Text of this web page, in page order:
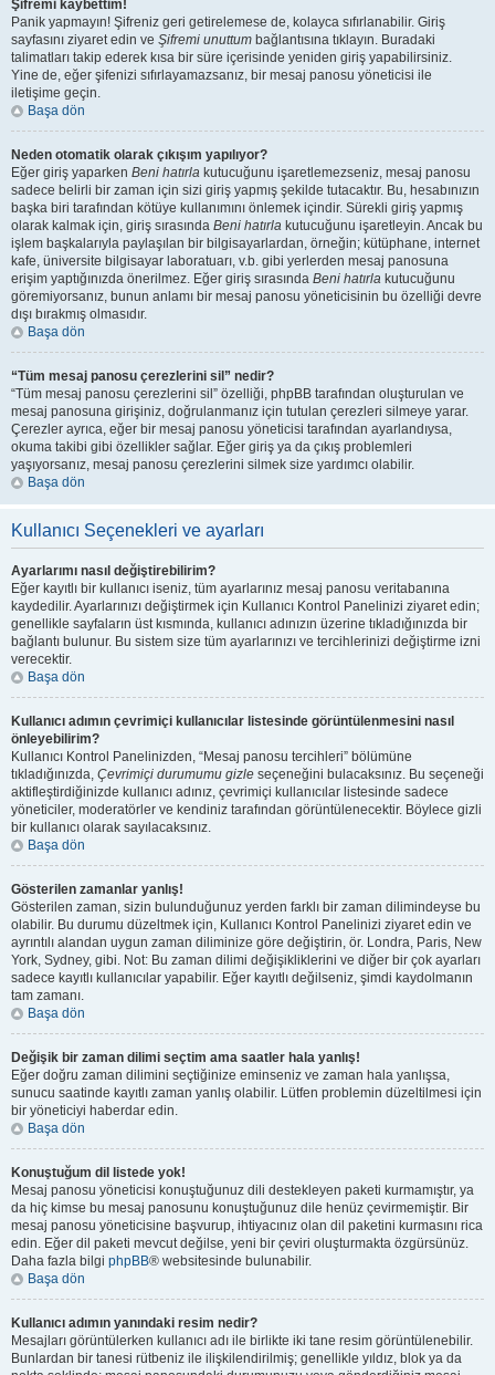
Şifremi kaybettim!
Panik yapmayın! Şifreniz geri getirelemese de, kolayca sıfırlanabilir. Giriş
sayfasını ziyaret edin ve Şifremi unuttum bağlantısına tıklayın. Buradaki
talimatları takip ederek kısa bir süre içerisinde yeniden giriş yapabilirsiniz.
Yine de, eğer şifenizi sıfırlayamazsanız, bir mesaj panosu yöneticisi ile
iletişime geçin.
Başa dön
Neden otomatik olarak çıkışım yapılıyor?
Eğer giriş yaparken Beni hatırla kutucuğunu işaretlemezseniz, mesaj panosu
sadece belirli bir zaman için sizi giriş yapmış şekilde tutacaktır. Bu, hesabınızın
başka biri tarafından kötüye kullanımını önlemek içindir. Sürekli giriş yapmış
olarak kalmak için, giriş sırasında Beni hatırla kutucuğunu işaretleyin. Ancak bu
işlem başkalarıyla paylaşılan bir bilgisayarlardan, örneğin; kütüphane, internet
kafe, üniversite bilgisayar laboratuarı, v.b. gibi yerlerden mesaj panosuna
erişim yaptığınızda önerilmez. Eğer giriş sırasında Beni hatırla kutucuğunu
göremiyorsanız, bunun anlamı bir mesaj panosu yöneticisinin bu özelliği devre
dışı bırakmış olmasıdır.
Başa dön
“Tüm mesaj panosu çerezlerini sil” nedir?
“Tüm mesaj panosu çerezlerini sil” özelliği, phpBB tarafından oluşturulan ve
mesaj panosuna girişiniz, doğrulanmanız için tutulan çerezleri silmeye yarar.
Çerezler ayrıca, eğer bir mesaj panosu yöneticisi tarafından ayarlandıysa,
okuma takibi gibi özellikler sağlar. Eğer giriş ya da çıkış problemleri
yaşıyorsanız, mesaj panosu çerezlerini silmek size yardımcı olabilir.
Başa dön
Kullanıcı Seçenekleri ve ayarları
Ayarlarımı nasıl değiştirebilirim?
Eğer kayıtlı bir kullanıcı iseniz, tüm ayarlarınız mesaj panosu veritabanına
kaydedilir. Ayarlarınızı değiştirmek için Kullanıcı Kontrol Panelinizi ziyaret edin;
genellikle sayfaların üst kısmında, kullanıcı adınızın üzerine tıkladığınızda bir
bağlantı bulunur. Bu sistem size tüm ayarlarınızı ve tercihlerinizi değiştirme izni
verecektir.
Başa dön
Kullanıcı adımın çevrimiçi kullanıcılar listesinde görüntülenmesini nasıl
önleyebilirim?
Kullanıcı Kontrol Panelinizden, “Mesaj panosu tercihleri” bölümüne
tıkladığınızda, Çevrimiçi durumumu gizle seçeneğini bulacaksınız. Bu seçeneği
aktifleştirdiğinizde kullanıcı adınız, çevrimiçi kullanıcılar listesinde sadece
yöneticiler, moderatörler ve kendiniz tarafından görüntülenecektir. Böylece gizli
bir kullanıcı olarak sayılacaksınız.
Başa dön
Gösterilen zamanlar yanlış!
Gösterilen zaman, sizin bulunduğunuz yerden farklı bir zaman dilimindeyse bu
olabilir. Bu durumu düzeltmek için, Kullanıcı Kontrol Panelinizi ziyaret edin ve
ayrıntılı alandan uygun zaman diliminize göre değiştirin, ör. Londra, Paris, New
York, Sydney, gibi. Not: Bu zaman dilimi değişikliklerini ve diğer bir çok ayarları
sadece kayıtlı kullanıcılar yapabilir. Eğer kayıtlı değilseniz, şimdi kaydolmanın
tam zamanı.
Başa dön
Değişik bir zaman dilimi seçtim ama saatler hala yanlış!
Eğer doğru zaman dilimini seçtiğinize eminseniz ve zaman hala yanlışsa,
sunucu saatinde kayıtlı zaman yanlış olabilir. Lütfen problemin düzeltilmesi için
bir yöneticiyi haberdar edin.
Başa dön
Konuştuğum dil listede yok!
Mesaj panosu yöneticisi konuştuğunuz dili destekleyen paketi kurmamıştır, ya
da hiç kimse bu mesaj panosunu konuştuğunuz dile henüz çevirmemiştir. Bir
mesaj panosu yöneticisine başvurup, ihtiyacınız olan dil paketini kurmasını rica
edin. Eğer dil paketi mevcut değilse, yeni bir çeviri oluşturmakta özgürsünüz.
Daha fazla bilgi phpBB® websitesinde bulunabilir.
Başa dön
Kullanıcı adımın yanındaki resim nedir?
Mesajları görüntülerken kullanıcı adı ile birlikte iki tane resim görüntülenebilir.
Bunlardan bir tanesi rütbeniz ile ilişkilendirilmiş; genellikle yıldız, blok ya da